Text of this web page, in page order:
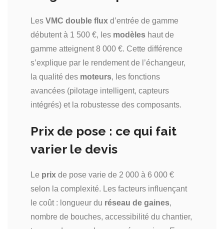
Les VMC double flux d’entrée de gamme
débutent à 1 500 €, les modèles haut de
gamme atteignent 8 000 €. Cette différence
s’explique par le rendement de l’échangeur,
la qualité des moteurs, les fonctions
avancées (pilotage intelligent, capteurs
intégrés) et la robustesse des composants.
Prix de pose : ce qui fait
varier le devis
Le prix de pose varie de 2 000 à 6 000 €
selon la complexité. Les facteurs influençant
le coût : longueur du réseau de gaines,
nombre de bouches, accessibilité du chantier,